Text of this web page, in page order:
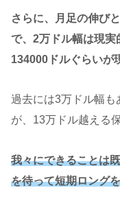
さらに、月足の伸び
で、2万ドル幅は現実
134000ドルぐらいが
過去には3万ドル幅も
が、13万ドル越える
我々にできることは
を待って短期ロング